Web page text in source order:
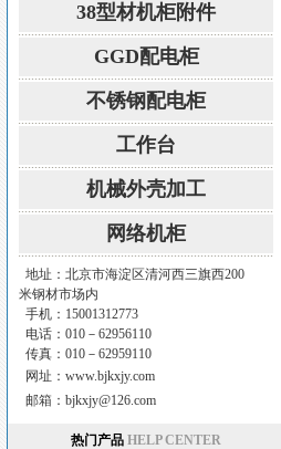
38型材机柜附件
GGD配电柜
不锈钢配电柜
工作台
机械外壳加工
网络机柜
地址：北京市海淀区清河西三旗西200
米钢材市场内
手机：15001312773
电话：010－62956110
传真：010－62959110
网址： www.bjkxjy.com
邮箱： bjkxjy@126.com
热门产品 HELP CENTER